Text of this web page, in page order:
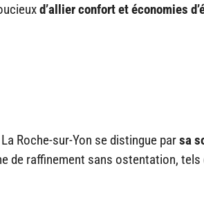
d’allier confort et économies
Roche-sur-Yon se distingue parsa
de raffinement sans ostentation, tels